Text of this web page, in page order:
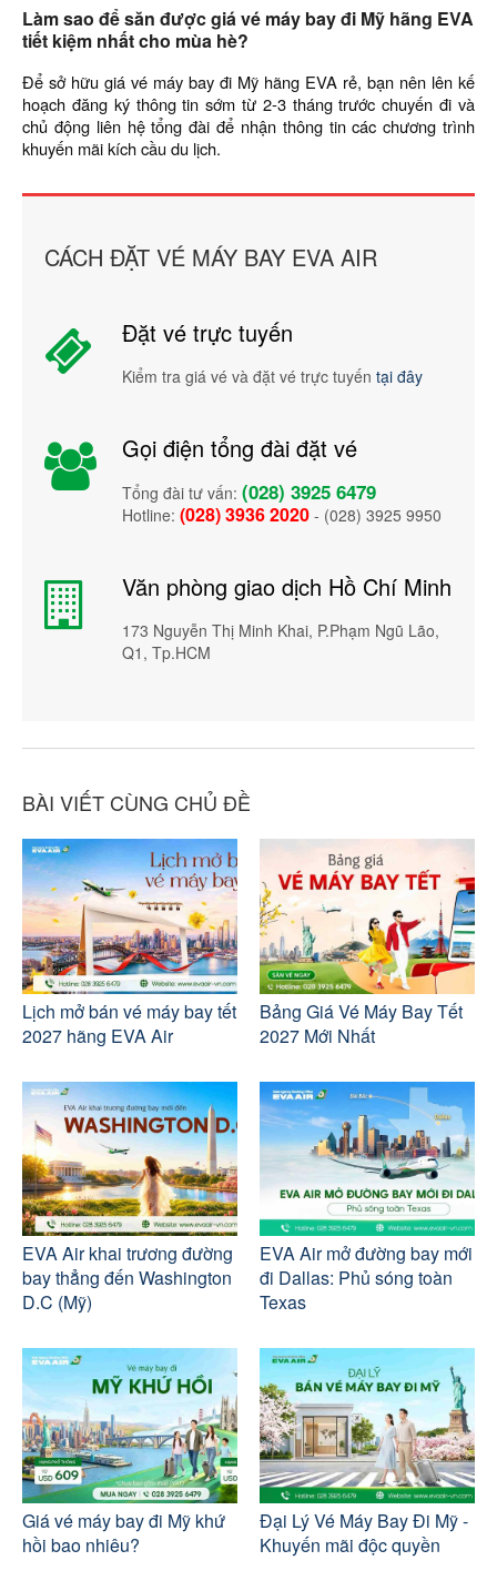
Làm sao để săn được giá vé máy bay đi Mỹ hãng EVA
tiết kiệm nhất cho mùa hè?
Để sở hữu giá vé máy bay đi Mỹ hãng EVA rẻ, bạn nên lên kế
hoạch đăng ký thông tin sớm từ 2-3 tháng trước chuyến đi và
chủ động liên hệ tổng đài để nhận thông tin các chương trình
khuyến mãi kích cầu du lịch.
CÁCH ĐẶT VÉ MÁY BAY EVA AIR
Đặt vé trực tuyến
Kiểm tra giá vé và đặt vé trực tuyến tại đây
Gọi điện tổng đài đặt vé
Tổng đài tư vấn: (028) 3925 6479
Hotline: (028) 3936 2020 - (028) 3925 9950
Văn phòng giao dịch Hồ Chí Minh
173 Nguyễn Thị Minh Khai, P.Phạm Ngũ Lão,
Q1, Tp.HCM
BÀI VIẾT CÙNG CHỦ ĐỀ
Lịch mở bán vé máy bay tết
2027 hãng EVA Air
Bảng Giá Vé Máy Bay Tết
2027 Mới Nhất
EVA Air khai trương đường
bay thẳng đến Washington
D.C (Mỹ)
EVA Air mở đường bay mới
đi Dallas: Phủ sóng toàn
Texas
Giá vé máy bay đi Mỹ khứ
hồi bao nhiêu?
Đại Lý Vé Máy Bay Đi Mỹ -
Khuyến mãi độc quyền